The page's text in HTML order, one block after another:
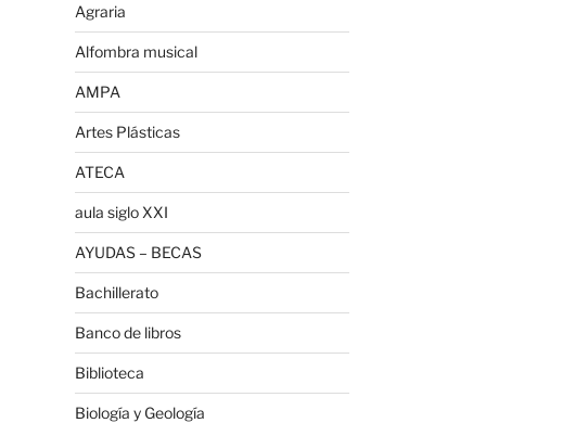
Agraria
Alfombra musical
AMPA
Artes Plásticas
ATECA
aula siglo XXI
AYUDAS – BECAS
Bachillerato
Banco de libros
Biblioteca
Biología y Geología